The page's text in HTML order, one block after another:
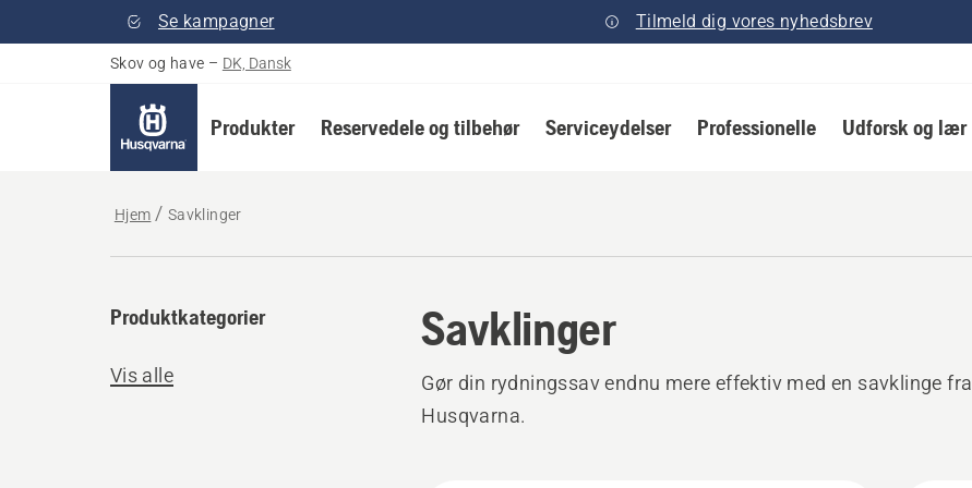
Se kampagner Tilmeld dig vores nyhedsbrev
Skov og have – DK, Dansk
Produkter Reservedele og tilbehør Serviceydelser Professionelle Udforsk og lær
Hjem Savklinger
Savklinger
Produktkategorier
Vis alle
Gør din rydningssav endnu mere effektiv med en savklinge fra
Husqvarna.